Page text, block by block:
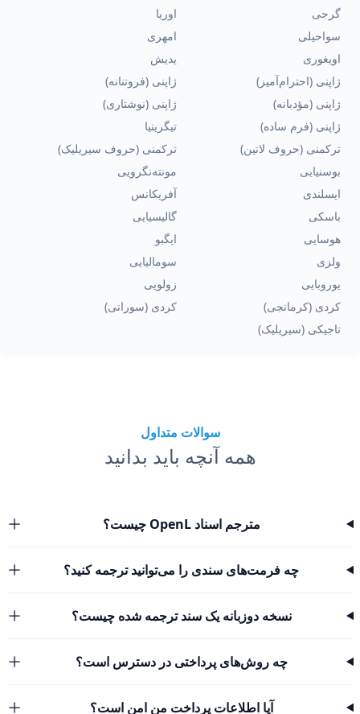
گرجی
اوریا
سواحیلی
امهری
اویغوری
یدیش
ژاپنی (احترام‌آمیز)
ژاپنی (فروتنانه)
ژاپنی (مؤدبانه)
ژاپنی (نوشتاری)
ژاپنی (فرم ساده)
تیگرینیا
ترکمنی (حروف لاتین)
ترکمنی (حروف سیریلیک)
بوسنیایی
مونته‌نگرویی
ایسلندی
آفریکانس
باسکی
گالیسیایی
هوسایی
ایگبو
ولزی
سومالیایی
یوروبایی
زولویی
کردی (کرمانجی)
کردی (سورانی)
تاجیکی (سیریلیک)
سوالات متداول
همه آنچه باید بدانید
مترجم اسناد OpenL چیست؟
چه فرمت‌های سندی را می‌توانید ترجمه کنید؟
نسخه دوزبانه یک سند ترجمه شده چیست؟
چه روش‌های پرداختی در دسترس است؟
آیا اطلاعات پرداخت من امن است؟